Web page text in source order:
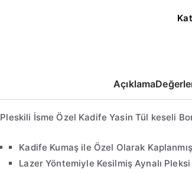
Açıklama
‏Pleskili İsme Özel Kadife Yasin Tül keseli
Kadife Kumaş ile Özel Olarak
Lazer Yöntemiyle Kesilmiş Aynalı Pleksi